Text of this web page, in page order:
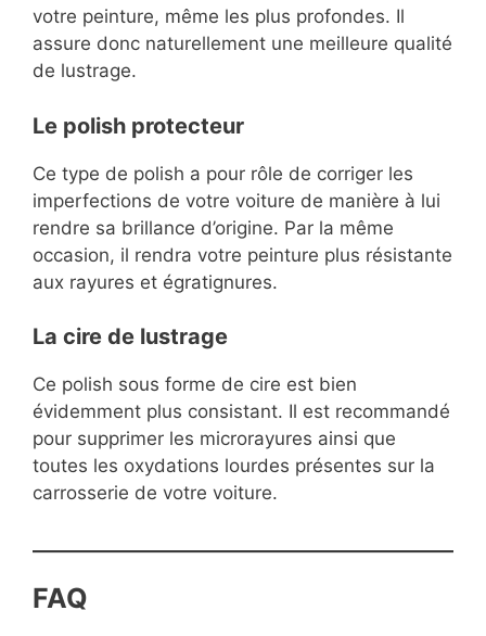
votre peinture, même les plus profondes. Il
assure donc naturellement une meilleure qualité
de lustrage.
Le polish protecteur
Ce type de polish a pour rôle de corriger les
imperfections de votre voiture de manière à lui
rendre sa brillance d’origine. Par la même
occasion, il rendra votre peinture plus résistante
aux rayures et égratignures.
La cire de lustrage
Ce polish sous forme de cire est bien
évidemment plus consistant. Il est recommandé
pour supprimer les microrayures ainsi que
toutes les oxydations lourdes présentes sur la
carrosserie de votre voiture.
FAQ